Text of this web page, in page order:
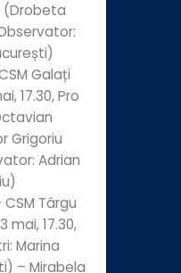
(Drobeta
Galați
17.30, Pro
Grigoriu
Adrian
Târgu
mai, 17.30,
Marina
– Mirabela